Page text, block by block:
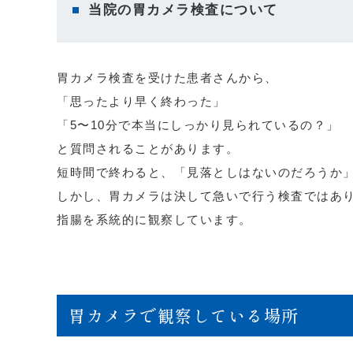
当院の胃カメラ検査について
胃カメラ検査を受けた患者さんから、
「思ったより早く終わった」
「5〜10分で本当にしっかり見られているの？」
と質問されることがあります。
短時間で終わると、「見落としはないのだろうか
しかし、胃カメラは決して急いで行う検査では
指腸を系統的に観察しています。
胃カメラで観察している場所